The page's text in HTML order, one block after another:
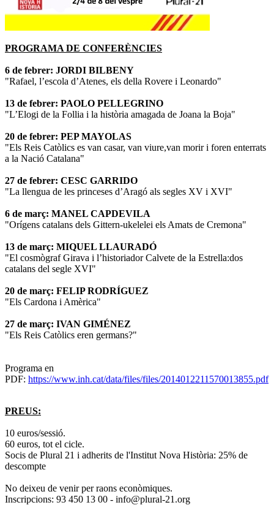
PROGRAMA DE CONFERÈNCIES
6 de febrer: JORDI BILBENY
"Rafael, l’escola d’Atenes, els della Rovere i Leonardo"
13 de febrer: PAOLO PELLEGRINO
"L’Elogi de la Follia i la història amagada de Joana la Boja"
20 de febrer: PEP MAYOLAS
"Els Reis Catòlics es van casar, van viure,van morir i foren enterrats
a la Nació Catalana"
27 de febrer: CESC GARRIDO
"La llengua de les princeses d’Aragó als segles XV i XVI"
6 de març: MANEL CAPDEVILA
"Orígens catalans dels Gittern-ukelelei els Amats de Cremona"
13 de març: MIQUEL LLAURADÓ
"El cosmògraf Girava i l’historiador Calvete de la Estrella:dos
catalans del segle XVI"
20 de març: FELIP RODRÍGUEZ
"Els Cardona i Amèrica"
27 de març: IVAN GIMÉNEZ
"Els Reis Catòlics eren germans?"
Programa en
PDF: https://www.inh.cat/data/files/files/2014012211570013855.pdf
PREUS:
10 euros/sessió.
60 euros, tot el cicle.
Socis de Plural 21 i adherits de l'Institut Nova Història: 25% de
descompte
No deixeu de venir per raons econòmiques.
Inscripcions: 93 450 13 00 - info@plural-21.org